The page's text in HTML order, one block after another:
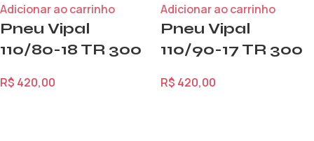
Adicionar ao carrinho
Pneu Vipal
110/80-18 TR 300
R$ 420,00
Adicionar ao carrinho
Pneu Vipal
110/90-17 TR 300
R$ 420,00